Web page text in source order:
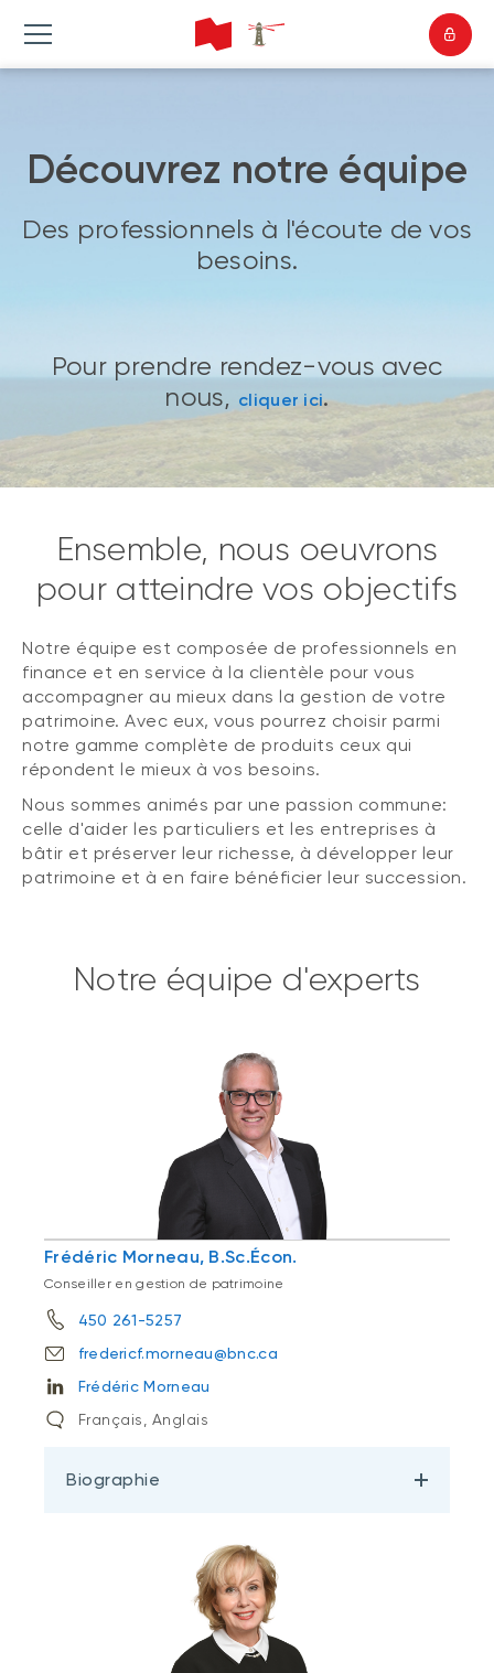
Découvrez notre équipe
Des professionnels à l'écoute de vos
besoins.
Pour prendre rendez-vous avec
nous, cliquer ici.
Ensemble, nous oeuvrons
pour atteindre vos objectifs
Notre équipe est composée de professionnels en
finance et en service à la clientèle pour vous
accompagner au mieux dans la gestion de votre
patrimoine. Avec eux, vous pourrez choisir parmi
notre gamme complète de produits ceux qui
répondent le mieux à vos besoins.
Nous sommes animés par une passion commune:
celle d'aider les particuliers et les entreprises à
bâtir et préserver leur richesse, à développer leur
patrimoine et à en faire bénéficier leur succession.
Notre équipe d'experts
Frédéric Morneau, B.Sc.Écon.
Conseiller en gestion de patrimoine
450 261-5257
fredericf.morneau@bnc.ca
Frédéric Morneau
Français, Anglais
Biographie